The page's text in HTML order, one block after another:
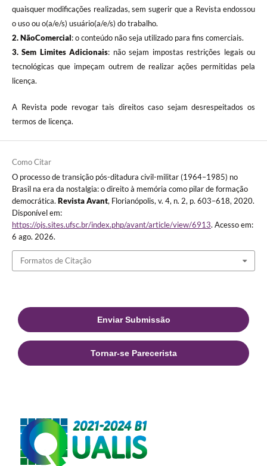
quaisquer modificações realizadas, sem sugerir que a Revista endossou
o uso ou o(a/e/s) usuário(a/e/s) do trabalho.
2. NãoComercial: o conteúdo não seja utilizado para fins comerciais.
3.Sem Limites Adicionais: não sejam impostas restrições legais ou
tecnológicas que impeçam outrem de realizar ações permitidas pela
licença.
A Revista pode revogar tais direitos caso sejam desrespeitados os
termos de licença.
Como Citar
O processo de transição pós-ditadura civil-militar (1964–1985) no
Brasil na era da nostalgia: o direito à memória como pilar de formação
democrática. Revista Avant, Florianópolis, v. 4, n. 2, p. 603–618, 2020.
Disponível em:
https://ojs.sites.ufsc.br/index.php/avant/article/view/6913. Acesso em:
6 ago. 2026.
Formatos de Citação
Enviar Submissão
Tornar-se Parecerista